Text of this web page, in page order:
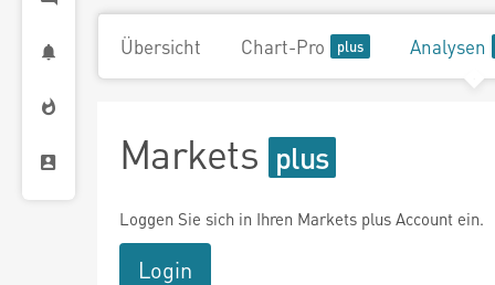
Übersicht Chart-Pro Analysen
Markets
Loggen Sie sich in Ihren Markets plus Account ein.
Login